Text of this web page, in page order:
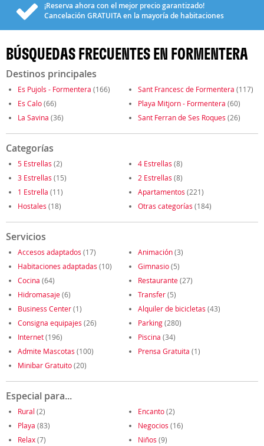
¡Reserva ahora con el mejor precio garantizado!
Cancelación GRATUITAen la mayoría de habitaciones
BÚSQUEDAS FRECUENTES EN FORMENTERA
Destinos principales
Es Pujols - Formentera (166) Sant Francesc de Formentera (117)
Es Calo(66) Playa Mitjorn - Formentera (60)
La Savina (36) Sant Ferran de Ses Roques (26)
Categorías
5 Estrellas (2) 4 Estrellas (8)
3 Estrellas (15) 2 Estrellas (8)
1 Estrella (11) Apartamentos (221)
Hostales (18) Otras categorías (184)
Servicios
Accesos adaptados (17) Animación(3)
Habitaciones adaptadas (10) Gimnasio(5)
Cocina (64) Restaurante(27)
Hidromasaje(6) Transfer(5)
Business Center(1) Alquiler de bicicletas (43)
Consigna equipajes (26) Parking(280)
Internet(196) Piscina (34)
Admite Mascotas (100) Prensa Gratuita (1)
Minibar Gratuito(20)
Especial para...
Rural (2) Encanto(2)
Playa (83) Negocios (16)
Relax(7) Niños (9)